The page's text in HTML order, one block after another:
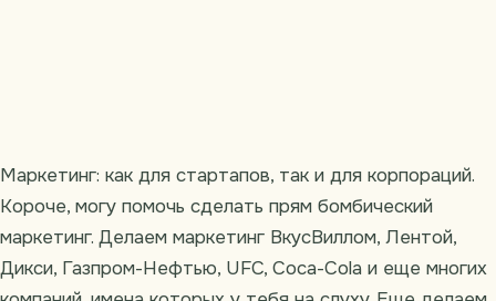
Маркетинг: как для стартапов, так и для корпораций.
Короче, могу помочь сделать прям бомбический
маркетинг. Делаем маркетинг ВкусВиллом, Лентой,
Дикси, Газпром-Нефтью, UFC, Coca-Cola и еще многих